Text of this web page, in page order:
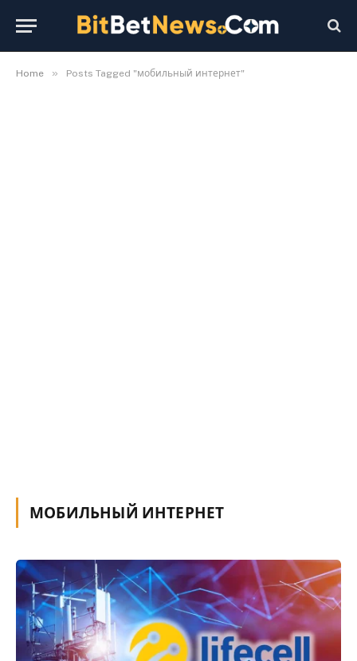
Home » Posts Tagged "мобильный интернет"
МОБИЛЬНЫЙ ИНТЕРНЕТ